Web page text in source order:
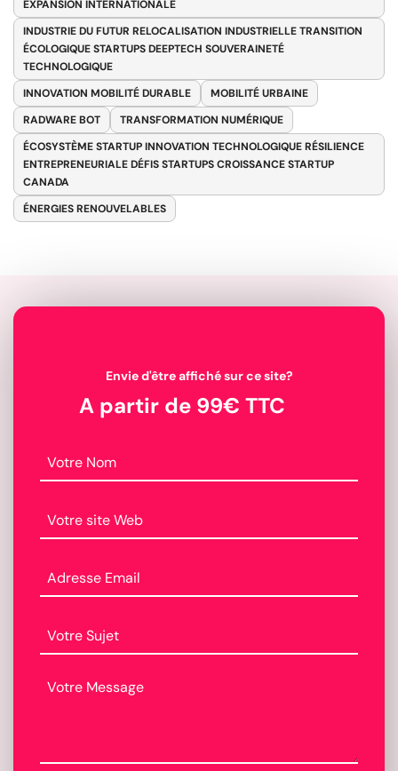
EXPANSION INTERNATIONALE
INDUSTRIE DU FUTUR RELOCALISATION INDUSTRIELLE TRANSITION
ÉCOLOGIQUE STARTUPS DEEPTECH SOUVERAINETÉ
TECHNOLOGIQUE
INNOVATION MOBILITÉ DURABLE
MOBILITÉ URBAINE
RADWARE BOT
TRANSFORMATION NUMÉRIQUE
ÉCOSYSTÈME STARTUP INNOVATION TECHNOLOGIQUE RÉSILIENCE
ENTREPRENEURIALE DÉFIS STARTUPS CROISSANCE STARTUP
CANADA
ÉNERGIES RENOUVELABLES
Envie d'être affiché sur ce site?
A partir de 99€ TTC